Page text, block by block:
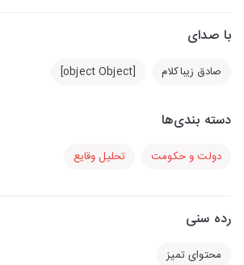
با صدای
صادق زیباکلام [object Object]
دسته بندی‌ها
دولت و حکومت تحلیل وقایع
رده سنی
محتوای تمیز